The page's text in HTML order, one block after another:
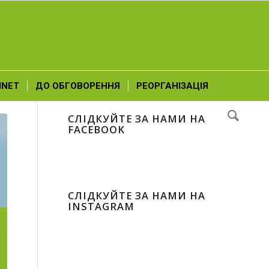
ДО ОБГОВОРЕННЯ РЕОРГАНІЗАЦІЯ
СЛІДКУЙТЕ ЗА НАМИ НА
FACEBOOK
СЛІДКУЙТЕ ЗА НАМИ НА
INSTAGRAM